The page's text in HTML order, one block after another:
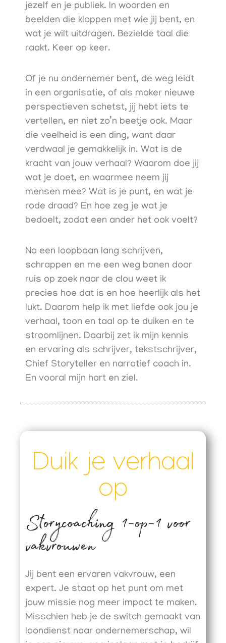
jezelf en je publiek. In woorden en
beelden die kloppen met wie jij bent, en
wat je wilt uitdragen. Bezielde taal die
raakt. Keer op keer.
Of je nu ondernemer bent, de weg leidt
in een organisatie, of als maker nieuwe
perspectieven schetst, jij hebt iets te
vertellen, en niet zo’n beetje ook. Maar
die veelheid is een ding, want daar
verdwaal je gemakkelijk in. Wat is de
kracht van jouw verhaal? Waarom doe jij
wat je doet, en waarmee neem jij
mensen mee? Wat is je punt, en wat je
rode draad? En hoe zeg je wat je
bedoelt, zodat een ander het ook voelt?
Na een loopbaan lang schrijven,
schrappen en me een weg banen door
ruis op zoek naar de clou weet ik
precies hoe dat is en hoe heerlijk als het
lukt. Daarom help ik met liefde ook jou je
verhaal, toon en taal op te duiken en te
stroomlijnen. Daarbij zet ik mijn kennis
en ervaring als schrijver, tekstschrijver,
Chief Storyteller en narratief coach in.
En vooral mijn hart en ziel.
Duik je verhaal
op
Storycoaching 1-op-1 voor
vakvrouwen
Jij bent een ervaren vakvrouw, een
expert. Je staat op het punt om met
jouw missie nog meer impact te maken.
Misschien heb je de switch gemaakt van
loondienst naar ondernemerschap, wil